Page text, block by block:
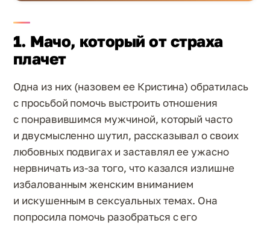
1. Мачо, который от страха
плачет
Одна из них (назовем ее Кристина) обратилась
с просьбой помочь выстроить отношения
с понравившимся мужчиной, который часто
и двусмысленно шутил, рассказывал о своих
любовных подвигах и заставлял ее ужасно
нервничать из-за того, что казался излишне
избалованным женским вниманием
и искушенным в сексуальных темах. Она
попросила помочь разобраться с его